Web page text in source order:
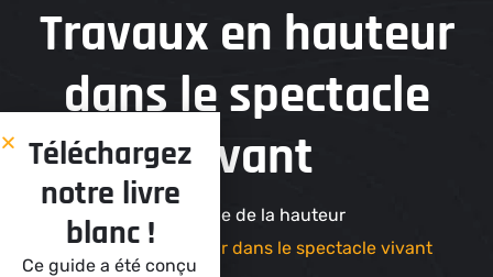
Travaux en hauteur
dans le spectacle
vivant
Académie de la hauteur
Travaux en hauteur dans le spectacle vivant
Téléchargez
notre livre
blanc !
Ce guide a été conçu